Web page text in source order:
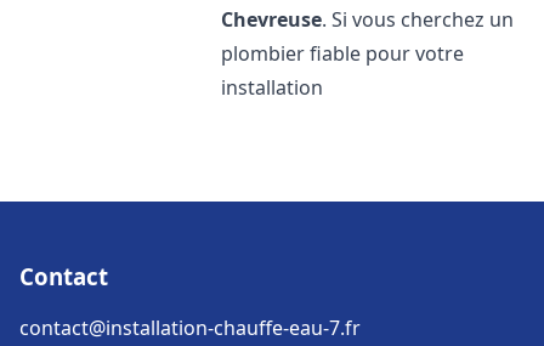
Chevreuse. Si vous cherchez un
plombier fiable pour votre
installation
Contact
contact@installation-chauffe-eau-7.fr